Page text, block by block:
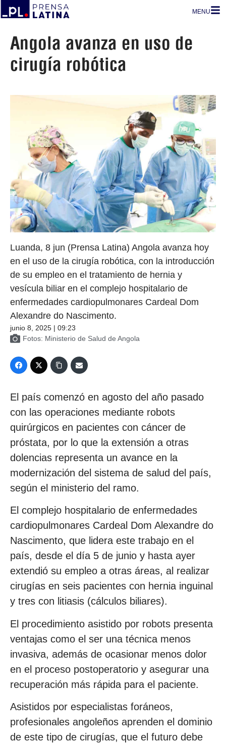
MENU
Angola avanza en uso de
cirugía robótica
Luanda, 8 jun (Prensa Latina) Angola avanza hoy
en el uso de la cirugía robótica, con la introducción
de su empleo en el tratamiento de hernia y
vesícula biliar en el complejo hospitalario de
enfermedades cardiopulmonares Cardeal Dom
Alexandre do Nascimento.
junio 8, 2025 | 09:23
Fotos: Ministerio de Salud de Angola
El país comenzó en agosto del año pasado
con las operaciones mediante robots
quirúrgicos en pacientes con cáncer de
próstata, por lo que la extensión a otras
dolencias representa un avance en la
modernización del sistema de salud del país,
según el ministerio del ramo.
El complejo hospitalario de enfermedades
cardiopulmonares Cardeal Dom Alexandre do
Nascimento, que lidera este trabajo en el
país, desde el día 5 de junio y hasta ayer
extendió su empleo a otras áreas, al realizar
cirugías en seis pacientes con hernia inguinal
y tres con litiasis (cálculos biliares).
El procedimiento asistido por robots presenta
ventajas como el ser una técnica menos
invasiva, además de ocasionar menos dolor
en el proceso postoperatorio y asegurar una
recuperación más rápida para el paciente.
Asistidos por especialistas foráneos,
profesionales angoleños aprenden el dominio
de este tipo de cirugías, que el futuro debe